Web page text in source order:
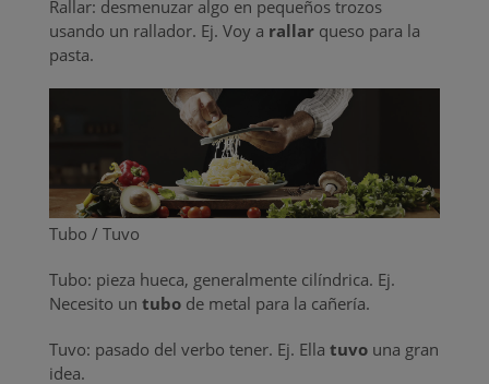
Rallar: desmenuzar algo en pequeños trozos
usando un rallador. Ej. Voy a rallarqueso para la
pasta.
Tubo / Tuvo
Tubo: pieza hueca, generalmente cilíndrica. Ej.
Necesito un tubode metal para la cañería.
Tuvo: pasado del verbo tener. Ej. Ella tuvouna gran
idea.